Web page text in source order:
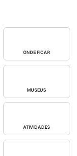
ONDE FICAR
MUSEUS
ATIVIDADES